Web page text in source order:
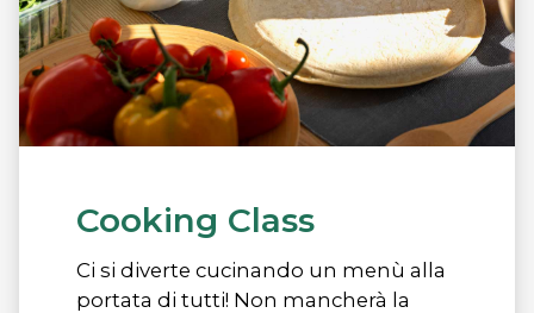
Cooking Class
Ci si diverte cucinando un menù alla
portata di tutti! Non mancherà la